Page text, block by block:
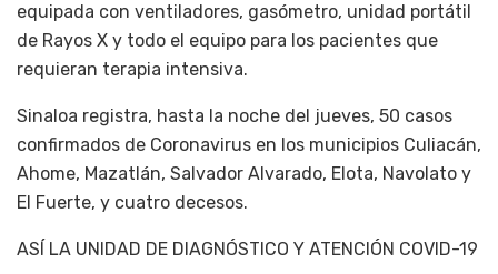
equipada con ventiladores, gasómetro, unidad portátil
de Rayos X y todo el equipo para los pacientes que
requieran terapia intensiva.
Sinaloa registra, hasta la noche del jueves, 50 casos
confirmados de Coronavirus en los municipios Culiacán,
Ahome, Mazatlán, Salvador Alvarado, Elota, Navolato y
El Fuerte, y cuatro decesos.
ASÍ LA UNIDAD DE DIAGNÓSTICO Y ATENCIÓN COVID-19